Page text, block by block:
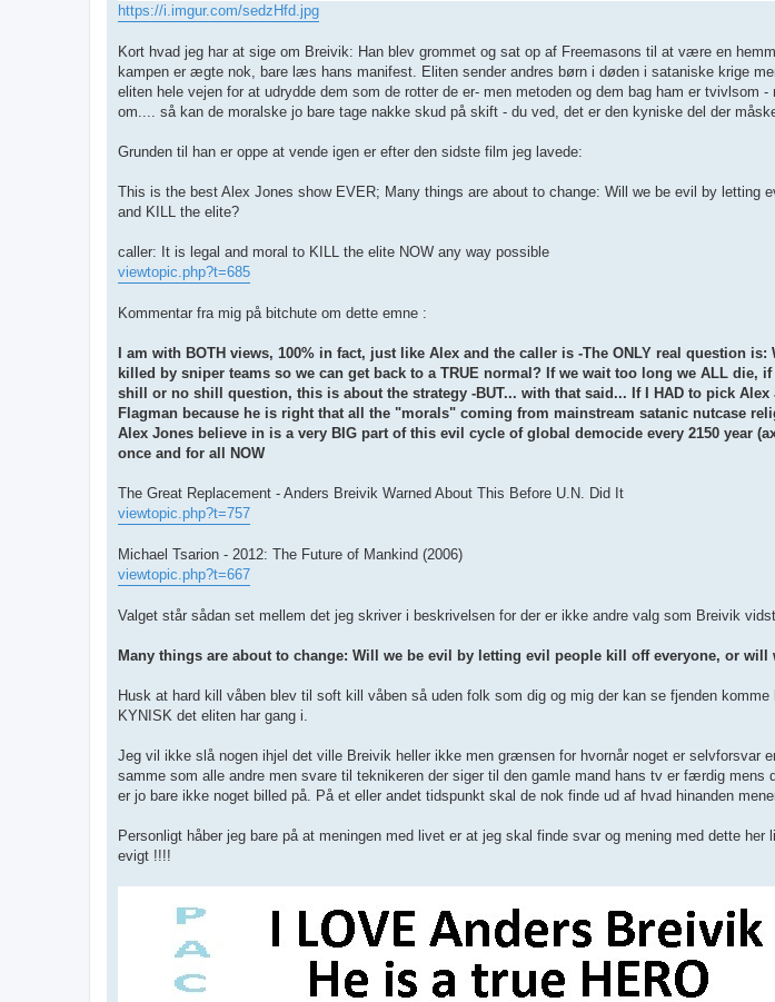
https://i.imgur.com/sedzHfd.jpg
Kort hvad jeg har at sige om Breivik: Han blev grommet og sat op af Freemasons til at være en
kampen er ægte nok, bare læs hans manifest. Eliten sender andres børn i døden i sataniske krige
eliten hele vejen for at udrydde dem som de rotter de er- men metoden og dem bag ham er tvivlsom
om.... så kan de moralske jo bare tage nakke skud på skift - du ved, det er den kyniske del der
Grunden til han er oppe at vende igen er efter den sidste film jeg lavede:
This is the best Alex Jones show EVER; Many things are about to change: Will we be evil by letting
and KILL the elite?
caller: It is legal and moral to KILL the elite NOW any way possible
viewtopic.php?t=685
Kommentar fra mig på bitchute om dette emne :
I am with BOTH views, 100% in fact, just like Alex and the caller is -The ONLY real question
killed by sniper teams so we can get back to a TRUE normal? If we wait too long we ALL die,
shill or no shill question, this is about the strategy -BUT... with that said... If I HAD to pick
Flagman because he is right that all the "morals" coming from mainstream satanic nutcase
Alex Jones believe in is a very BIG part of this evil cycle of global democide every 2150 year
once and for all NOW
The Great Replacement - Anders Breivik Warned About This Before U.N. Did It
viewtopic.php?t=757
Michael Tsarion - 2012: The Future of Mankind (2006)
viewtopic.php?t=667
Valget står sådan set mellem det jeg skriver i beskrivelsen for der er ikke andre valg som Breivik
Many things are about to change: Will we be evil by letting evil people kill off everyone, or will
Husk at hard kill våben blev til soft kill våben så uden folk som dig og mig der kan se fjenden
KYNISK det eliten har gang i.
Jeg vil ikke slå nogen ihjel det ville Breivik heller ikke men grænsen for hvornår noget er selvforsvar
samme som alle andre men svare til teknikeren der siger til den gamle mand hans tv er færdig mens
er jo bare ikke noget billed på. På et eller andet tidspunkt skal de nok finde ud af hvad hinanden
Personligt håber jeg bare på at meningen med livet er at jeg skal finde svar og mening med dette
evigt !!!!